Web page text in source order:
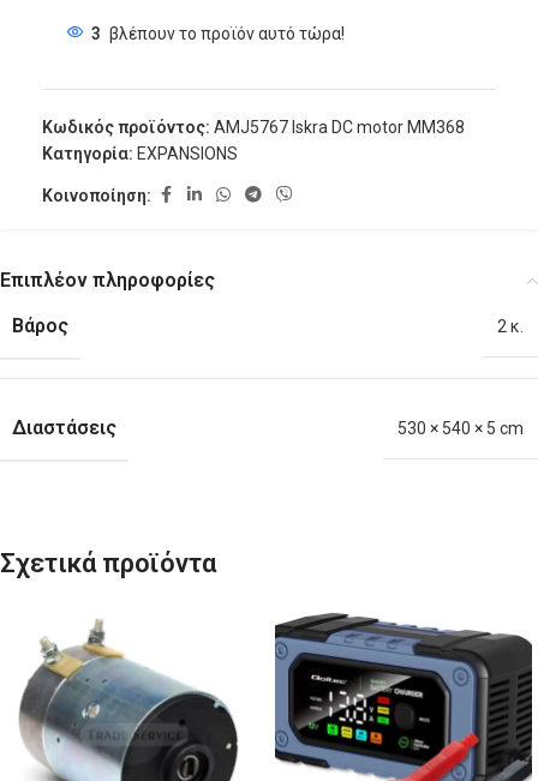
3 βλέπουν το προϊόν αυτό τώρα!
Κωδικός προϊόντος: AMJ5767 Iskra DC motor MM368
Κατηγορία: EXPANSIONS
Κοινοποίηση:
Επιπλέον πληροφορίες
Βάρος
2 κ.
Διαστάσεις 530 × 540 × 5 cm
Σχετικά προϊόντα